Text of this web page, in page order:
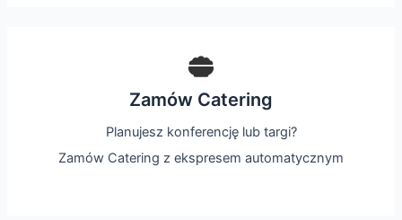
Zamów Catering
Planujesz konferencję lub targi?
Zamów Catering z ekspresem automatycznym